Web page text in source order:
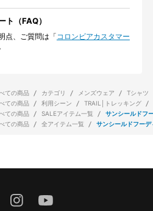
ト（FAQ）
点、ご質問は「コロンビアカスタマー
ての商品 カテゴリ メンズウェア
Tシャツ
ての商品 利用シーン
TRAIL│トレッキング
ての商品 SALEアイテム一覧
サンシールドフ
ての商品 全アイテム一覧 サンシールドフーデ
facebookinstagram